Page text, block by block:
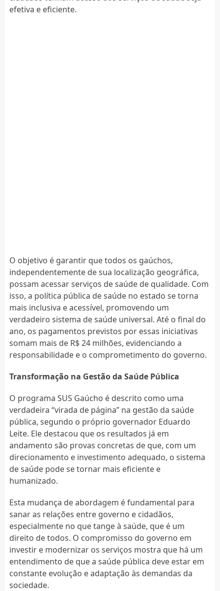
efetiva e eficiente.
O objetivo é garantir que todos os gaúchos,
independentemente de sua localização geográfica,
possam acessar serviços de saúde de qualidade. Com
isso, a política pública de saúde no estado se torna
mais inclusiva e acessível, promovendo um
verdadeiro sistema de saúde universal. Até o final do
ano, os pagamentos previstos por essas iniciativas
somam mais de R$ 24 milhões, evidenciando a
responsabilidade e o comprometimento do governo.
Transformação na Gestão da Saúde Pública
O programa SUS Gaúcho é descrito como uma
verdadeira “virada de página” na gestão da saúde
pública, segundo o próprio governador Eduardo
Leite. Ele destacou que os resultados já em
andamento são provas concretas de que, com um
direcionamento e investimento adequado, o sistema
de saúde pode se tornar mais eficiente e
humanizado.
Esta mudança de abordagem é fundamental para
sanar as relações entre governo e cidadãos,
especialmente no que tange à saúde, que é um
direito de todos. O compromisso do governo em
investir e modernizar os serviços mostra que há um
entendimento de que a saúde pública deve estar em
constante evolução e adaptação às demandas da
sociedade.